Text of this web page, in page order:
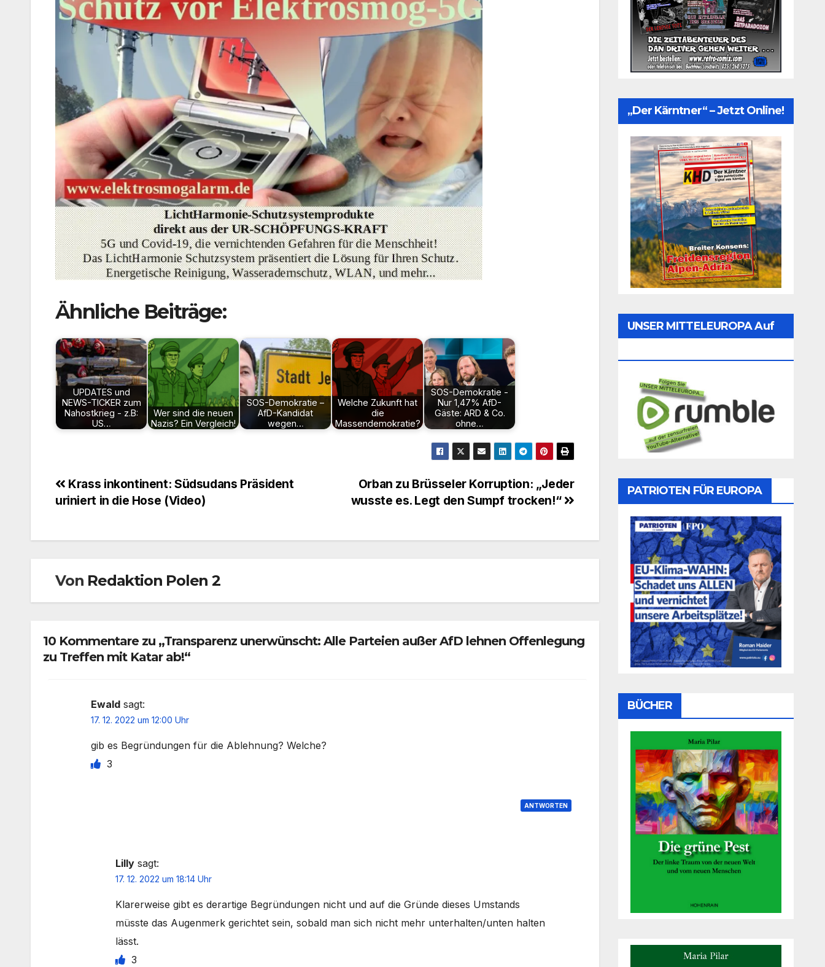
Ähnliche Beiträge:
UPDATES und
NEWS-TICKER zum
Nahostkrieg - z.B:
US…
Wer sind die neuen
Nazis? Ein Vergleich!
SOS-Demokratie –
AfD-Kandidat
wegen…
Welche Zukunft hat
die
Massendemokratie?
SOS-Demokratie -
Nur 1,47% AfD-
Gäste: ARD & Co.
ohne…
Beitragsnavigation
Orban zu Brüsseler Korruption: „Jeder
wusste es. Legt den Sumpf trocken!“
Krass inkontinent: Südsudans Präsident
uriniert in die Hose (Video)
Von Redaktion Polen 2
10 Kommentare zu „Transparenz unerwünscht: Alle Parteien außer AfD lehnen Offenlegung
zu Treffen mit Katar ab!“
Ewald sagt:
17. 12. 2022 um 12:00 Uhr
gib es Begründungen für die Ablehnung? Welche?
3
ANTWORTEN
Lilly sagt:
17. 12. 2022 um 18:14 Uhr
Klarerweise gibt es derartige Begründungen nicht und auf die Gründe dieses Umstands
müsste das Augenmerk gerichtet sein, sobald man sich nicht mehr unterhalten/unten halten
lässt.
3
„Der Kärntner“ – Jetzt Online!
UNSER MITTELEUROPA Auf
PATRIOTEN FÜR EUROPA
BÜCHER